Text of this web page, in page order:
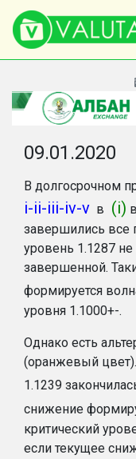
09.01.2020
В долгосрочном
i-ii-iii-iv-v в (i)
завершились все
уровень 1.1287
завершенной.
формируется
уровня 1.1000+-.
Однако есть
(оранжевый
1.1239
снижение
критический
если текущее